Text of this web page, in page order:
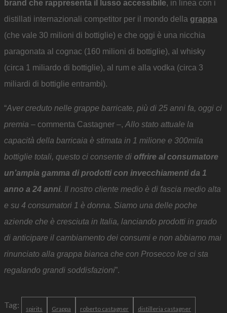
brand che rappresenta il lusso accessibile, in linea con i
distillati internazionali competitor per il mondo della grappa
(che vale 30 milioni di bottiglie) e che oggi è una nicchia
paragonata al cognac (160 milioni di bottiglie), al whisky
(circa 1 miliardo di bottiglie), al rum e alla vodka (circa 3
miliardi di bottiglie entrambi).
“Aver creduto nelle grappe barricate, più di 25 anni fa, oggi ci
premia – commenta Castagner –, Allo stato attuale la
capacità della barricaia è stimata in 1 milione e 300mila
bottiglie totali, questo ci consente di offrire al consumatore
un’ampia gamma di prodotti con invecchiamenti da 1
anno a 24 anni. Il nostro cliente medio è di fascia medio alta
e su 4 consumatori 1 è donna. Siamo una delle poche
aziende che è cresciuta in Italia, lanciando prodotti in grado
di anticipare il cambiamento dei consumi e non abbiamo mai
rinunciato alla grappa bianca che con Prosecco Ice ci sta
regalando grandi soddisfazioni”.
Tag: spirits Grappa roberto castagner distilleria castagner